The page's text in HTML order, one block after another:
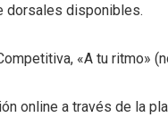
dorsales disponibles.
«A tu ritmo»
online a través de la